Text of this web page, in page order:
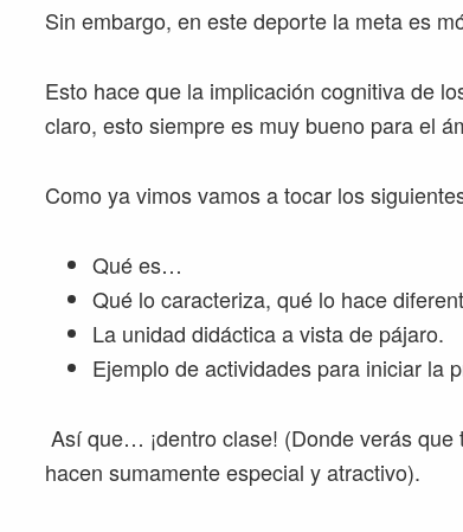
Sin embargo, en este deporte la meta es
Esto hace que la implicación cognitiva de
claro, esto siempre es muy bueno para el
Como ya vimos vamos a tocar los
Qué es…
Qué lo caracteriza, qué lo hace
La unidad didáctica a vista de pájaro.
Ejemplo de actividades para iniciar la
Así que… ¡dentro clase! (Donde verás
hacen sumamente especial y atractivo).